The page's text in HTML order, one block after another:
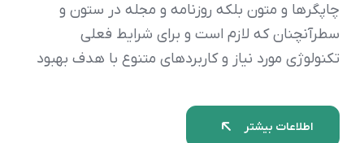
چاپگرها و متون بلکه روزنامه و مجله در ستون و
سطرآنچنان که لازم است و برای شرایط فعلی
تکنولوژی مورد نیاز و کاربردهای متنوع با هدف بهبود
اطلاعات بیشتر